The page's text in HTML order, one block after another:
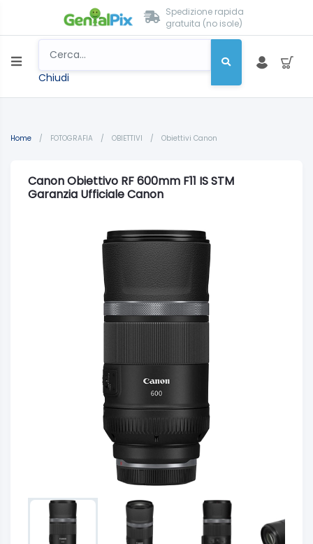
Spedizione rapida
gratuita (no isole)
Chiudi
Home / FOTOGRAFIA / OBIETTIVI / Obiettivi Canon
Canon Obiettivo RF 600mm F11 IS STM
Garanzia Ufficiale Canon